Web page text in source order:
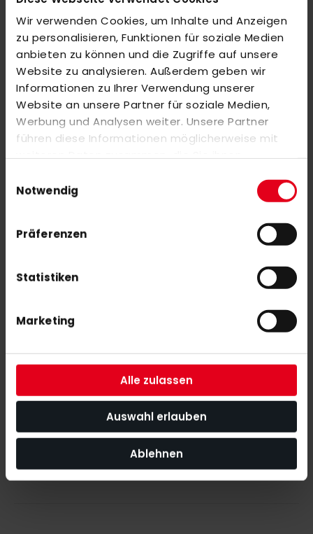
Wir verwenden Cookies, um Inhalte und Anzeigen
zu personalisieren, Funktionen für soziale Medien
anbieten zu können und die Zugriffe auf unsere
Website zu analysieren. Außerdem geben wir
Informationen zu Ihrer Verwendung unserer
Website an unsere Partner für soziale Medien,
Werbung und Analysen weiter. Unsere Partner
führen diese Informationen möglicherweise mit
weiteren Daten zusammen, die Sie ihnen
Nutzung der Dienste gesammelt haben.
Notwendig
Präferenzen
Statistiken
Marketing
Alle zulassen
Auswahl erlauben
Ablehnen
BEWERTUNGEN
ÄHNLICHE PRODUKTE
Markieren Sie die Artikel, um Sie dem Warenkorb hinzuzufügen
oderAlle auswählen
MALIK Back pack KIDDY 23/24 blue
50,00 € Sonderangebot
30,00 €
NEWSLETTER ANMELDUNG